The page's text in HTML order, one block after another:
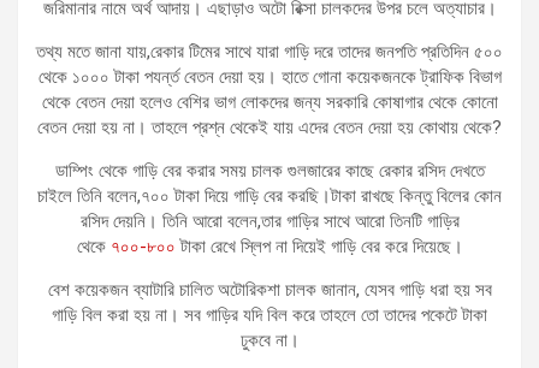
জরিমানার নামে অর্থ আদায়। এছাড়াও অটো রিক্সা চালকদের উপর চলে অত্যাচার।
তথ্য মতে জানা যায়,রেকার টিমের সাথে যারা গাড়ি দরে তাদের জনপতি প্রতিদিন ৫০০
থেকে ১০০০ টাকা পযর্ন্ত বেতন দেয়া হয়। হাতে গোনা কয়েকজনকে ট্রাফিক বিভাগ
থেকে বেতন দেয়া হলেও বেশির ভাগ লোকদের জন্য সরকারি কোষাগার থেকে কোনো
বেতন দেয়া হয় না। তাহলে প্রশ্ন থেকেই যায় এদের বেতন দেয়া হয় কোথায় থেকে?
ডাম্পিং থেকে গাড়ি বের করার সময় চালক গুলজারের কাছে রেকার রসিদ দেখতে
চাইলে তিনি বলেন,৭০০ টাকা দিয়ে গাড়ি বের করছি।টাকা রাখছে কিন্তু বিলের কোন
রসিদ দেয়নি। তিনি আরো বলেন,তার গাড়ির সাথে আরো তিনটি গাড়ির
থেকে ৭০০-৮০০ টাকা রেখে স্লিপ না দিয়েই গাড়ি বের করে দিয়েছে।
বেশ কয়েকজন ব্যাটারি চালিত অটোরিকশা চালক জানান, যেসব গাড়ি ধরা হয় সব
গাড়ি বিল করা হয় না। সব গাড়ির যদি বিল করে তাহলে তো তাদের পকেটে টাকা
ঢুকবে না।